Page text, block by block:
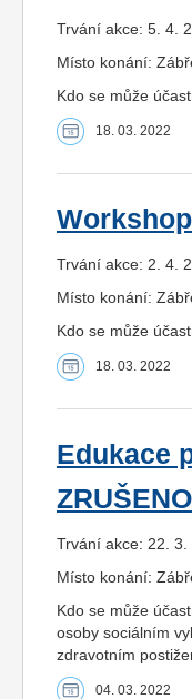
Trvání akce: 5. 4.
Místo konání:
Kdo se může
18. 03. 2022
Workshop
Trvání akce: 2. 4.
Místo konání:
Kdo se může
18. 03. 2022
Edukace
ZRUŠENO
Trvání akce: 22. 3.
Místo konání:
Kdo se může
osoby sociálním
zdravotním
04. 03. 2022